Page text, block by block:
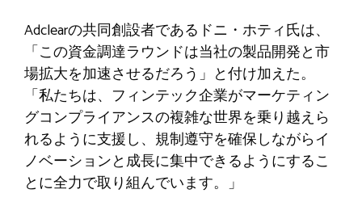
Adclearの共同創設者であるドニ・ホティ氏は、
「この資金調達ラウンドは当社の製品開発と市
場拡大を加速させるだろう」と付け加えた。
「私たちは、フィンテック企業がマーケティン
グコンプライアンスの複雑な世界を乗り越えら
れるように支援し、規制遵守を確保しながらイ
ノベーションと成長に集中できるようにするこ
とに全力で取り組んでいます。」